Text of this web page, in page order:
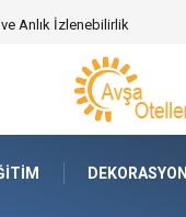
DEKORASYON